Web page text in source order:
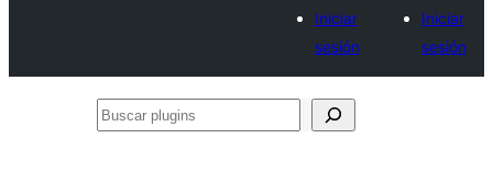
Iniciar
sesión
Iniciar
sesión
Buscar